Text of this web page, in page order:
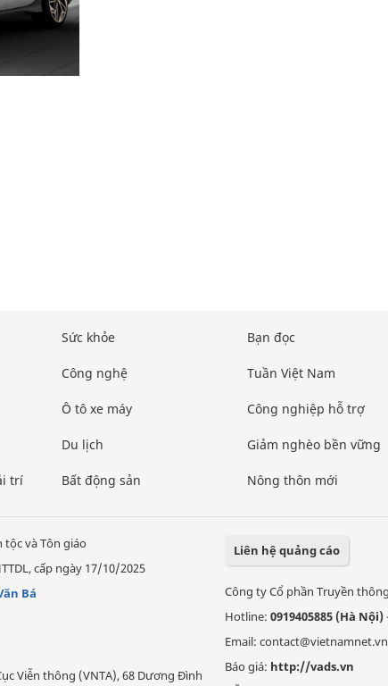
trí
Sức khỏe
Công nghệ
Ô tô xe máy
Du lịch
Bất động sản
Bạn đọc
Tuần Việt Nam
Công nghiệp hỗ trợ
Giảm nghèo bền vững
Nông thôn mới
tộc và Tôn giáo
cấp ngày 17/10/2025
Bá
Viễn thông (VNTA), 68 Dương Đình
Liên hệ quảng cáo
Công ty Cổ phần Truyền
Hotline: 0919405885 (Hà Nội)
Email: contact@vietnamnet.vn
Báo giá: http://vads.vn